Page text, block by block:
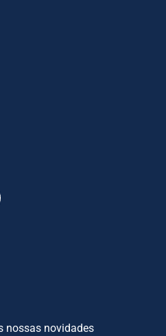
nossas novidades